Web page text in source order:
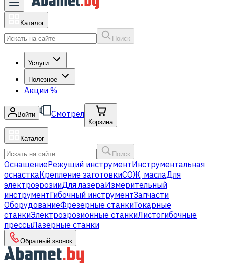
Каталог
Поиск
Услуги
Полезное
Акции %
Войти Смотрел
Корзина
Каталог
Поиск
ОснащениеРежущий инструментИнструментальная
оснасткаКрепление заготовкиСОЖ, маслаДля
электроэрозииДля лазераИзмерительный
инструментГибочный инструментЗапчасти
ОборудованиеФрезерные станкиТокарные
станкиЭлектроэрозионные станкиЛистогибочные
прессыЛазерные станки
Обратный звонок